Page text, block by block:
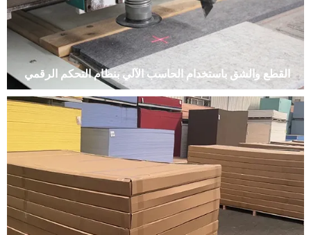
القطع والشق باستخدام الحاسب الآلي بنظام التحكم الرقمي